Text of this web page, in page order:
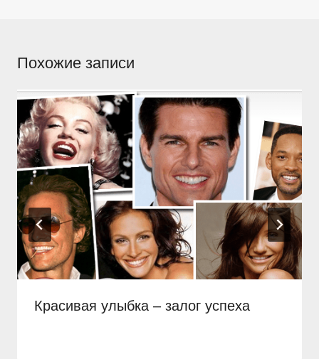
Похожие записи
Красивая улыбка – залог успеха